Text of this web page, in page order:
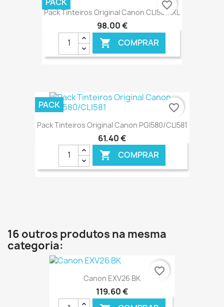
Pack Tinteiros Original Canon CLI581XXL
98,00 €
 COMPRAR
€ ONLINE
favorite_border
Pack Tinteiros Original Canon PGI580/CLI581
61,40 €
 COMPRAR
PACK favorite_border
16 outros produtos na mesma
categoria:
Canon EXV26 BK
119,60 €
favorite_border